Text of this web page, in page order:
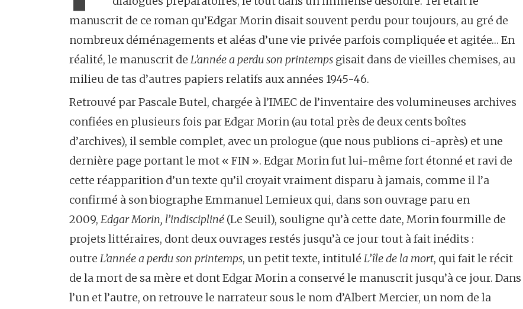
manuscrit de ce roman qu’Edgar Morin disait souvent perdu pour toujours, au gré de
nombreux déménagements et aléas d’une vie privée parfois compliquée et agitée… En
réalité, le manuscrit de L’année a perdu son printemps gisait dans de vieilles chemises, au
milieu de tas d’autres papiers relatifs aux années 1945-46.
Retrouvé par Pascale Butel, chargée à l’IMEC de l’inventaire des volumineuses archives
confiées en plusieurs fois par Edgar Morin (au total près de deux cents boîtes
d’archives), il semble complet, avec un prologue (que nous publions ci-après) et une
dernière page portant le mot « FIN ». Edgar Morin fut lui-même fort étonné et ravi de
cette réapparition d’un texte qu’il croyait vraiment disparu à jamais, comme il l’a
confirmé à son biographe Emmanuel Lemieux qui, dans son ouvrage paru en
2009, Edgar Morin, l’indiscipliné (Le Seuil), souligne qu’à cette date, Morin fourmille de
projets littéraires, dont deux ouvrages restés jusqu’à ce jour tout à fait inédits :
outre L’année a perdu son printemps, un petit texte, intitulé L’île de la mort, qui fait le récit
de la mort de sa mère et dont Edgar Morin a conservé le manuscrit jusqu’à ce jour. Dans
l’un et l’autre, on retrouve le narrateur sous le nom d’Albert Mercier, un nom de la